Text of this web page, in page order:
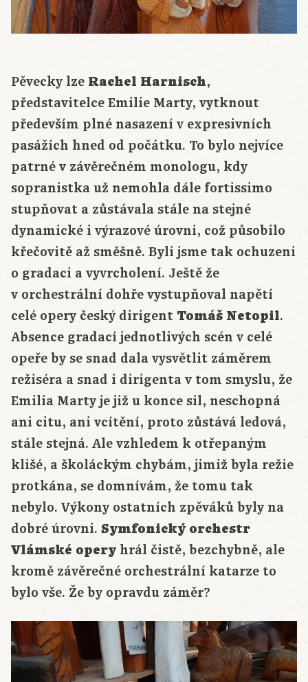
Pěvecky lze Rachel Harnisch,
představitelce Emilie Marty, vytknout
především plné nasazení v expresivních
pasážích hned od počátku. To bylo nejvíce
patrné v závěrečném monologu, kdy
sopranistka už nemohla dále fortissimo
stupňovat a zůstávala stále na stejné
dynamické i výrazové úrovni, což působilo
křečovitě až směšně. Byli jsme tak ochuzeni
o gradaci a vyvrcholení. Ještě že
v orchestrální dohře vystupňoval napětí
celé opery český dirigent Tomáš Netopil.
Absence gradací jednotlivých scén v celé
opeře by se snad dala vysvětlit záměrem
režiséra a snad i dirigenta v tom smyslu, že
Emilia Marty je již u konce sil, neschopná
ani citu, ani vcítění, proto zůstává ledová,
stále stejná. Ale vzhledem k otřepaným
klišé, a školáckým chybám, jimiž byla režie
protkána, se domnívám, že tomu tak
nebylo. Výkony ostatních zpěváků byly na
dobré úrovni. Symfonický orchestr
Vlámské opery hrál čistě, bezchybně, ale
kromě závěrečné orchestrální katarze to
bylo vše. Že by opravdu záměr?